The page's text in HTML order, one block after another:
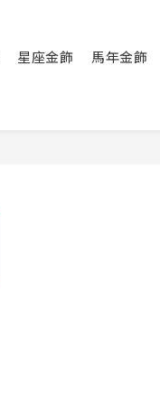
星座金飾
馬年金飾